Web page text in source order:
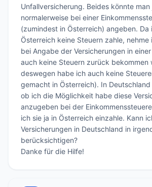
Unfallversicherung. Beides könnte man
normalerweise bei einer
(zumindest in Österreich) angeben. Da
Österreich keine Steuern zahle, nehme
bei Angabe der Versicherungen in
auch keine Steuern zurück bekommen
deswegen habe ich auch keine
gemacht in Österreich). In
ob ich die Möglichkeit habe diese
anzugeben bei der
ich sie ja in Österreich einzahle. Kann
Versicherungen in Deutschland in
berücksichtigen?